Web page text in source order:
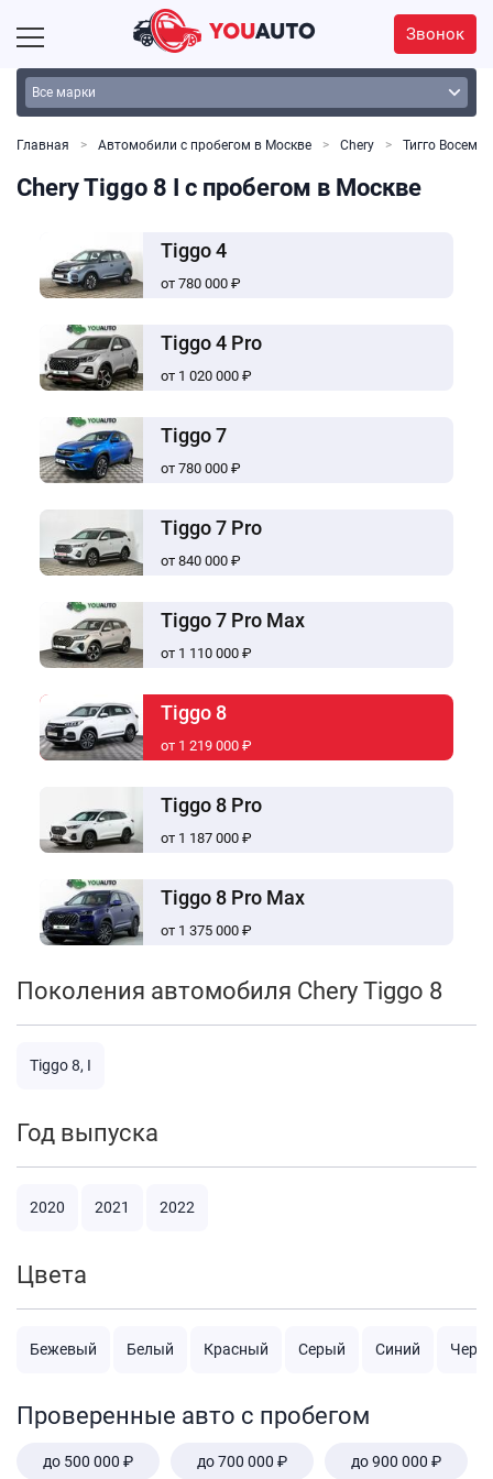
Звонок
Главная Автомобили с пробегом в Москве Chery Тигго Восемь
Chery Tiggo 8 I с пробегом в Москве
Tiggo 4
от 780 000 ₽
Tiggo 4 Pro
от 1 020 000 ₽
Tiggo 7
от 780 000 ₽
Tiggo 7 Pro
от 840 000 ₽
Tiggo 7 Pro Max
от 1 110 000 ₽
Tiggo 8
от 1 219 000 ₽
Tiggo 8 Pro
от 1 187 000 ₽
Tiggo 8 Pro Max
от 1 375 000 ₽
Поколения автомобиля Chery Tiggo 8
Tiggo 8, I
Год выпуска
2020 2021 2022
Цвета
Бежевый Белый Красный Серый Синий
Проверенные авто с пробегом
до 500 000 ₽ до 700 000 ₽ до 900 000 ₽